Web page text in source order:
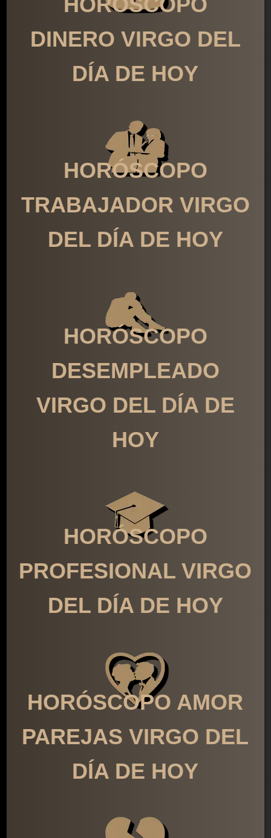
DINERO VIRGO DEL
DÍA DE HOY
HORÓSCOPO
TRABAJADOR VIRGO
DEL DÍA DE HOY
HORÓSCOPO
DESEMPLEADO
VIRGO DEL DÍA DE
HOY
HORÓSCOPO
PROFESIONAL VIRGO
DEL DÍA DE HOY
HORÓSCOPO AMOR
PAREJAS VIRGO DEL
DÍA DE HOY